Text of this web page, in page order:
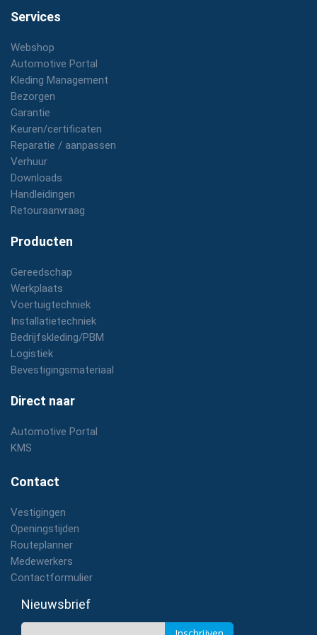
Services
Webshop
Automotive Portal
Kleding Management
Bezorgen
Garantie
Keuren/certificaten
Reparatie / aanpassen
Verhuur
Downloads
Handleidingen
Retouraanvraag
Producten
Gereedschap
Werkplaats
Voertuigtechniek
Installatietechniek
Bedrijfskleding/PBM
Logistiek
Bevestigingsmateriaal
Direct naar
Automotive Portal
KMS
Contact
Vestigingen
Openingstijden
Routeplanner
Medewerkers
Contactformulier
Nieuwsbrief